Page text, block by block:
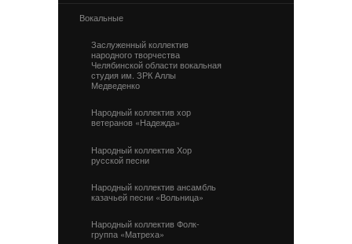
Вокальные
Заслуженный коллектив
народного творчества
Челябинской области вокальная
студия им. ЗРК Аллы
Медведенко
Народный коллектив хор
ветеранов «Надежда»
Народный коллектив Хор
русской песни
Народный коллектив ансамбль
казачьей песни «Вольница»
Народный коллектив Фолк-
группа «Матреха»